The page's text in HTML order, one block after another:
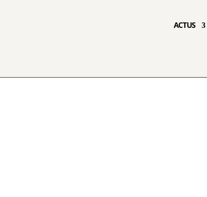
ACTUS